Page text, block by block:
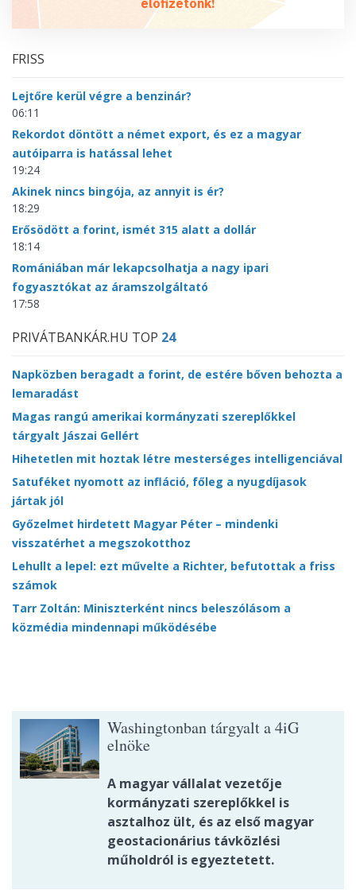
előfizetőnk!
FRISS
Lejtőre kerül végre a benzinár?
06:11
Rekordot döntött a német export, és ez a magyar
autóiparra is hatással lehet
19:24
Akinek nincs bingója, az annyit is ér?
18:29
Erősödött a forint, ismét 315 alatt a dollár
18:14
Romániában már lekapcsolhatja a nagy ipari
fogyasztókat az áramszolgáltató
17:58
PRIVÁTBANKÁR.HU TOP 24
Napközben beragadt a forint, de estére bőven behozta a
lemaradást
Magas rangú amerikai kormányzati szereplőkkel
tárgyalt Jászai Gellért
Hihetetlen mit hoztak létre mesterséges intelligenciával
Satuféket nyomott az infláció, főleg a nyugdíjasok
jártak jól
Győzelmet hirdetett Magyar Péter – mindenki
visszatérhet a megszokotthoz
Lehullt a lepel: ezt művelte a Richter, befutottak a friss
számok
Tarr Zoltán: Miniszterként nincs beleszólásom a
közmédia mindennapi működésébe
Washingtonban tárgyalt a 4iG
elnöke
A magyar vállalat vezetője
kormányzati szereplőkkel is
asztalhoz ült, és az első magyar
geostacionárius távközlési
műholdról is egyeztetett.